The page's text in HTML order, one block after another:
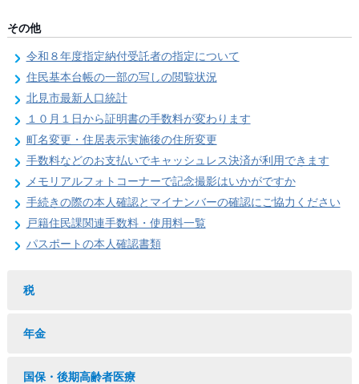
その他
令和８年度指定納付受託者の指定について
住民基本台帳の一部の写しの閲覧状況
北見市最新人口統計
１０月１日から証明書の手数料が変わります
町名変更・住居表示実施後の住所変更
手数料などのお支払いでキャッシュレス決済が利用できます
メモリアルフォトコーナーで記念撮影はいかがですか
手続きの際の本人確認とマイナンバーの確認にご協力ください
戸籍住民課関連手数料・使用料一覧
パスポートの本人確認書類
税
年金
国保・後期高齢者医療